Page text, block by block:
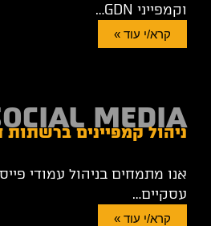
וקמפייני GDN…
קרא/י עוד »
MEDIA
ניהול קמפיינים ברשתות
אנו מתמחים בניהול עמודי
עסקיים…
קרא/י עוד »